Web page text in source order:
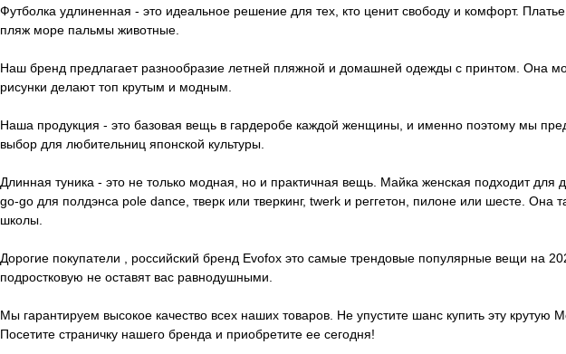
Футболка удлиненная - это идеальное решение для тех, кто ценит свободу и комфорт.
пляж море пальмы животные.
Наш бренд предлагает разнообразие летней пляжной и домашней одежды с принтом. Она
рисунки делают топ крутым и модным.
Наша продукция - это базовая вещь в гардеробе каждой женщины, и именно поэтому мы
выбор для любительниц японской культуры.
Длинная туника - это не только модная, но и практичная вещь. Майка женская подходит
go-go для полдэнса pole dance, тверк или тверкинг, twerk и реггетон, пилоне или шесте.
школы.
Дорогие покупатели , российский бренд Evofox это самые трендовые популярные вещи
подростковую не оставят вас равнодушными.
Мы гарантируем высокое качество всех наших товаров. Не упустите шанс купить эту
Посетите страничку нашего бренда и приобретите ее сегодня!